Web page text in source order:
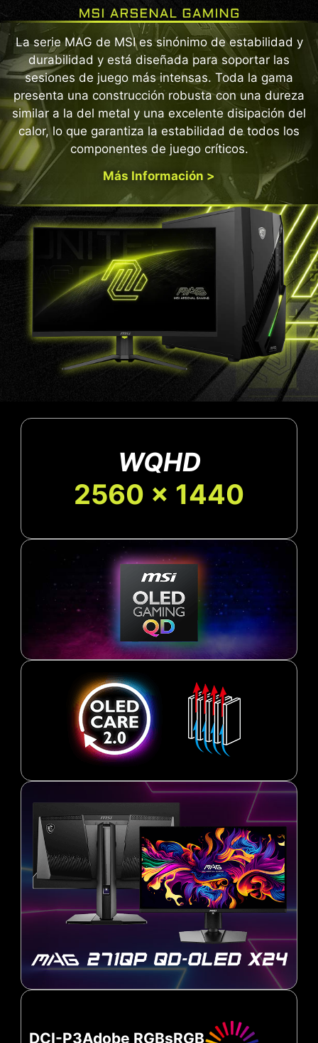
La serie MAG de MSI es sinónimo de estabilidad y
durabilidad y está diseñada para soportar las
sesiones de juego más intensas. Toda la gama
presenta una construcción robusta con una dureza
similar a la del metal y una excelente disipación del
calor, lo que garantiza la estabilidad de todos los
componentes de juego críticos.
Más Información >
WQHD
2560 x 1440
DCI-P3Adobe RGBsRGB